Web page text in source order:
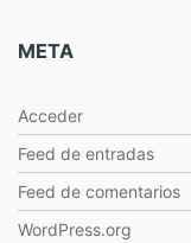
META
Acceder
Feed de entradas
Feed de comentarios
WordPress.org